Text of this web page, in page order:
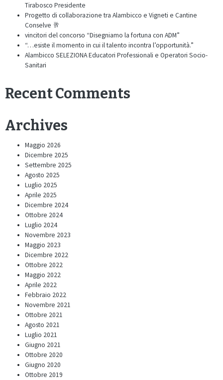
Tirabosco Presidente
Progetto di collaborazione tra Alambicco e Vigneti e Cantine
Conselve 🥂
vincitori del concorso “Disegniamo la fortuna con ADM”
“…esiste il momento in cui il talento incontra l’opportunità.”
Alambicco SELEZIONA Educatori Professionali e Operatori Socio-
Sanitari
Recent Comments
Archives
Maggio 2026
Dicembre 2025
Settembre 2025
Agosto 2025
Luglio 2025
Aprile 2025
Dicembre 2024
Ottobre 2024
Luglio 2024
Novembre 2023
Maggio 2023
Dicembre 2022
Ottobre 2022
Maggio 2022
Aprile 2022
Febbraio 2022
Novembre 2021
Ottobre 2021
Agosto 2021
Luglio 2021
Giugno 2021
Ottobre 2020
Giugno 2020
Ottobre 2019